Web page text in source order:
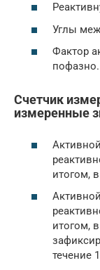
Углы
Фактор
пофазно.
Счетчик
измеренные
итогом,
итогом,
течение